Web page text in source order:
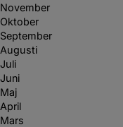
November
Oktober
September
Augusti
Juli
Juni
Maj
April
Mars